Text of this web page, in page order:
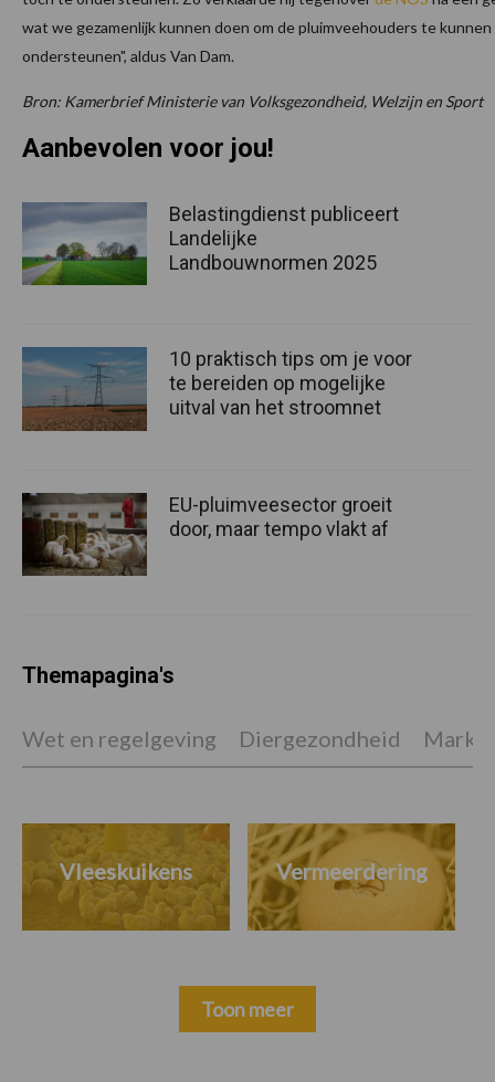
wat we gezamenlijk kunnen doen om de pluimveehouders te
ondersteunen", aldus Van Dam.
Bron: Kamerbrief Ministerie van Volksgezondheid, Welzijn en Sport
Aanbevolen voor jou!
Belastingdienst publiceert
Landelijke
Landbouwnormen 2025
10 praktisch tips om je voor
te bereiden op mogelijke
uitval van het stroomnet
EU-pluimveesector groeit
door, maar tempo vlakt af
Themapagina's
Wet en regelgeving Diergezondheid
Vleeskuikens Vermeerdering
Toon meer